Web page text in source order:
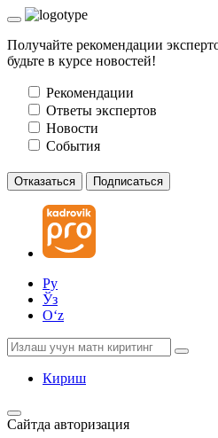
Получайте рекомендации
будьте в курсе новостей!
Рекомендации
Ответы экспертов
Новости
События
Отказаться Подписаться
Ру
Ўз
Oʻz
Кириш
Сайтда авторизация